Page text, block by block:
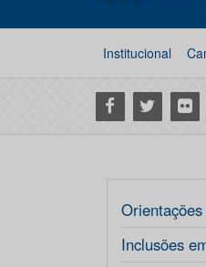
Institucional
Facebook
Twitter Flickr
Inclusões